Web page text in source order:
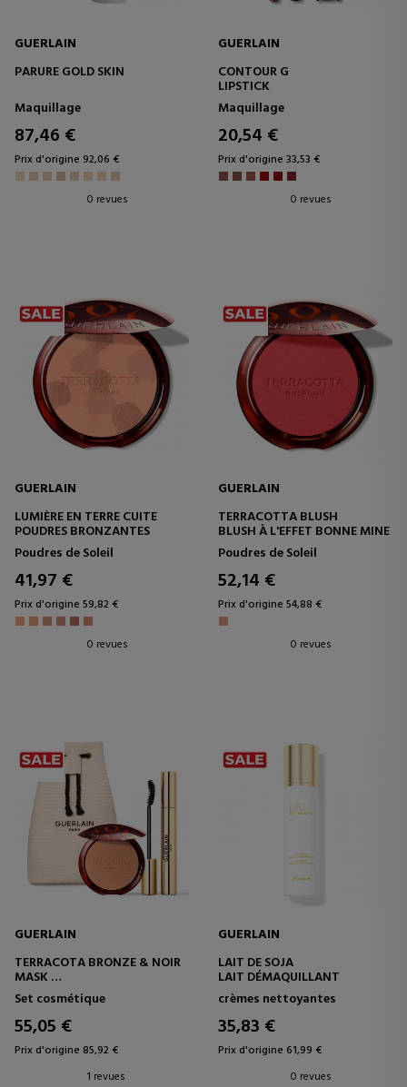
GUERLAIN
PARURE GOLD SKIN
Maquillage
87,46 €
Prix d'origine 92,06 €
0 revues
GUERLAIN
CONTOUR G
LIPSTICK
Maquillage
20,54 €
Prix d'origine 33,53 €
0 revues
GUERLAIN
LUMIÈRE EN TERRE CUITE
POUDRES BRONZANTES
Poudres de Soleil
41,97 €
Prix d'origine 59,82 €
0 revues
GUERLAIN
TERRACOTTA BLUSH
BLUSH À L'EFFET BONNE MINE
Poudres de Soleil
52,14 €
Prix d'origine 54,88 €
0 revues
GUERLAIN
TERRACOTA BRONZE & NOIR
MASK
COFFRET
Set cosmétique
55,05 €
Prix d'origine 85,92 €
1 revues
GUERLAIN
LAIT DE SOJA
LAIT DÉMAQUILLANT
crèmes nettoyantes
35,83 €
Prix d'origine 61,99 €
0 revues